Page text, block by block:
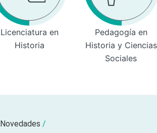
Licenciatura en
Historia
Pedagogía en
Historia y Ciencias
Sociales
Novedades /